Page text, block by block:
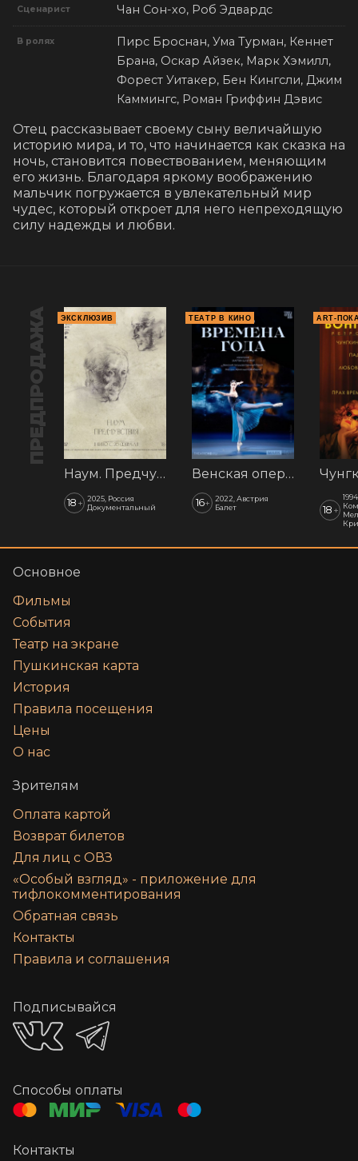
Сценарист Чан Сон-хо, Роб Эдвардс
В ролях
Пирс Броснан, Ума Турман, Кеннет
Брана, Оскар Айзек, Марк Хэмилл,
Форест Уитакер, Бен Кингсли, Джим
Каммингс, Роман Гриффин Дэвис
Отец рассказывает своему сыну величайшую
историю мира, и то, что начинается как сказка на
ночь, становится повествованием, меняющим
его жизнь. Благодаря яркому воображению
мальчик погружается в увлекательный мир
чудес, который откроет для него непреходящую
силу надежды и любви.
ПРЕДПРОДАЖА ЭКСКЛЮЗИВ
Наум. Предчувствия
18 + 2025, Россия
Документальный
ТЕАТР В КИНО
Венская опера: Времена года
16+
2022, Австрия
Балет
ART-
18 +
Основное
Фильмы
События
Театр на экране
Пушкинская карта
История
Правила посещения
Цены
О нас
Зрителям
Оплата картой
Возврат билетов
Для лиц с ОВЗ
«‎Особый взгляд» - приложение для
тифлокомментирования
Обратная связь
Контакты
Правила и соглашения
Подписывайся
Способы оплаты
Контакты